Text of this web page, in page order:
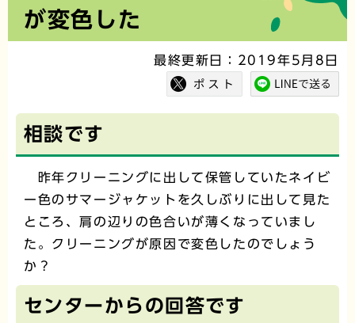
か
が変色した
最終更新日：2019年5月8日
相談です
昨年クリーニングに出して保管していたネイビ
ー色のサマージャケットを久しぶりに出して見た
ところ、肩の辺りの色合いが薄くなっていまし
た。クリーニングが原因で変色したのでしょう
か？
センターからの回答です